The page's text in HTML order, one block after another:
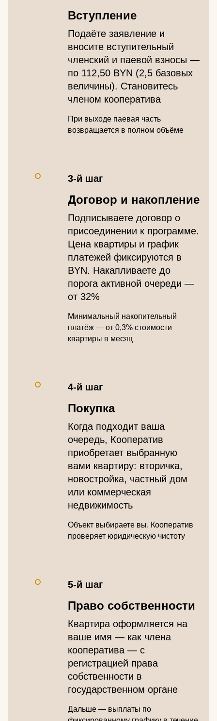
Вступление
Подаёте заявление и
вносите вступительный
членский и паевой взносы —
по 112,50 BYN (2,5 базовых
величины). Становитесь
членом кооператива
При выходе паевая часть
возвращается в полном объёме
3-й шаг
Договор и накопление
Подписываете договор о
присоединении к программе.
Цена квартиры и график
платежей фиксируются в
BYN. Накапливаете до
порога активной очереди —
от 32%
Минимальный накопительный
платёж — от 0,3% стоимости
квартиры в месяц
4-й шаг
Покупка
Когда подходит ваша
очередь, Кооператив
приобретает выбранную
вами квартиру: вторичка,
новостройка, частный дом
или коммерческая
недвижимость
Объект выбираете вы. Кооператив
проверяет юридическую чистоту
5-й шаг
Право собственности
Квартира оформляется на
ваше имя — как члена
кооператива — с
регистрацией права
собственности в
государственном органе
Дальше — выплаты по